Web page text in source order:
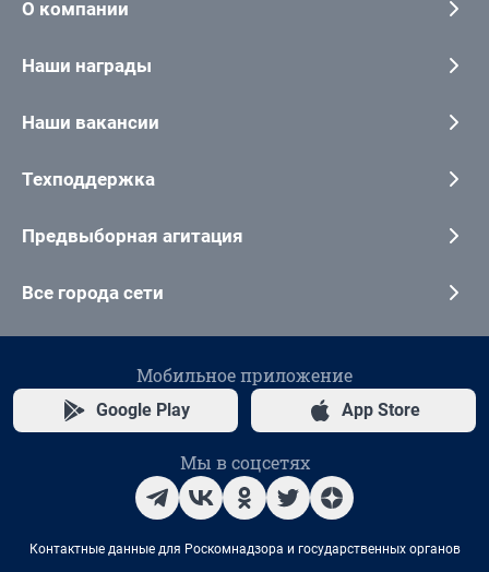
О компании
Наши награды
Наши вакансии
Техподдержка
Предвыборная агитация
Все города сети
Мобильное приложение
Google Play App Store
Мы в соцсетях
Контактные данные для Роскомнадзора и государственных органов